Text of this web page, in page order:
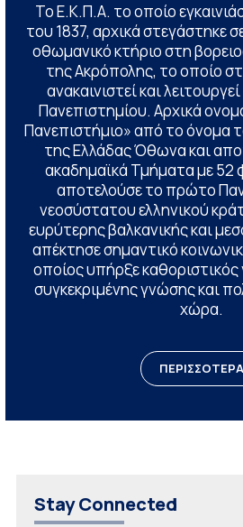
Το Ε.Κ.Π.Α. το οποίο
του 1837, αρχικά στεγάστηκε
οθωμανικό κτήριο στη
της Ακρόπολης, το οποίο
ανακαινιστεί και
Πανεπιστημίου. Αρχικά
Πανεπιστήμιο» από το όνομα
της Ελλάδας Όθωνα και
ακαδημαϊκά Τμήματα με 52
αποτελούσε το πρώτο
νεοσύστατου ελληνικού
ευρύτερης βαλκανικής και
απέκτησε σημαντικό
οποίος υπήρξε
συγκεκριμένης γνώσης και
χώρα.
ΠΕΡΙΣΣΟΤΕΡΑ
Stay Connected